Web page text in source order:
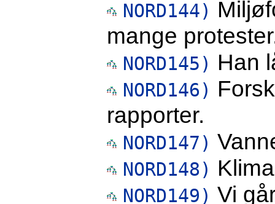
NORD144)
mange
NORD145) Han
NORD146)
rapporter.
NORD147)
NORD148)
NORD149) Vi